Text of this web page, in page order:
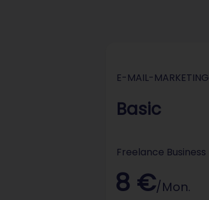
E-MAIL-MARKETING
Basic
Freelance Business
8 €/Mon.